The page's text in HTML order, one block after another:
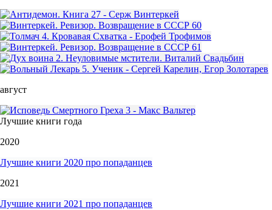
август
Лучшие книги года
2020
Лучшие книги 2020 про попаданцев
2021
Лучшие книги 2021 про попаданцев